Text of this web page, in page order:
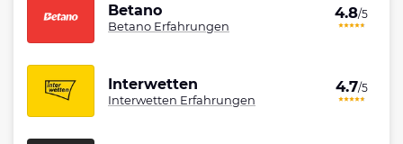
Betano
Betano Erfahrungen
4.8/5
Interwetten
Interwetten Erfahrungen
4.7/5